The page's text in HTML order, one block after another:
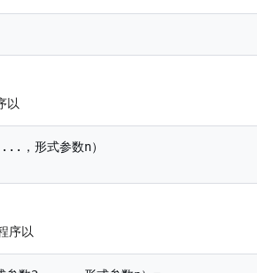
以
序以